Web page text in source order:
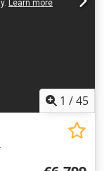
1 /45